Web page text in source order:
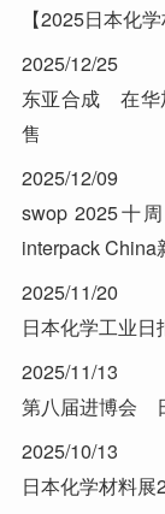
【2025日本化
2025/12/25
东亚合成 在华
售
2025/12/09
swop 2025十
interpack China
2025/11/20
日本化学工业
2025/11/13
第八届进博会
2025/10/13
日本化学材料展